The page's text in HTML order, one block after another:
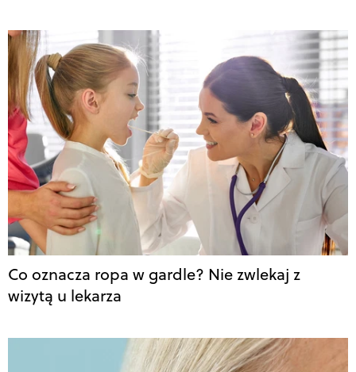
Co oznacza ropa w gardle? Nie zwlekaj z
wizytą u lekarza